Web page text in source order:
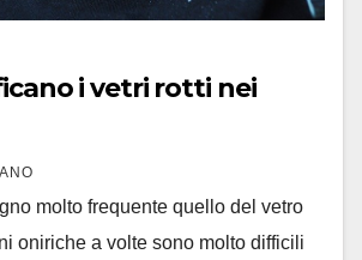
i vetri rotti nei
molto frequente quello del vetro
oniriche a volte sono molto difficili